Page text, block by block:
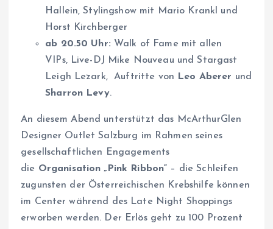
Hallein, Stylingshow mit Mario Krankl und
Horst Kirchberger
ab 20.50 Uhr: Walk of Fame mit allen
VIPs, Live-DJ Mike Nouveau und Stargast
Leigh Lezark, Auftritte von
Leo Aberer und
Sharron Levy.
An diesem Abend unterstützt das McArthurGlen
Designer Outlet Salzburg im Rahmen seines
gesellschaftlichen Engagements
die Organisation „Pink Ribbon“ – die Schleifen
zugunsten der Österreichischen Krebshilfe können
im Center während des Late Night Shoppings
erworben werden. Der Erlös geht zu 100 Prozent